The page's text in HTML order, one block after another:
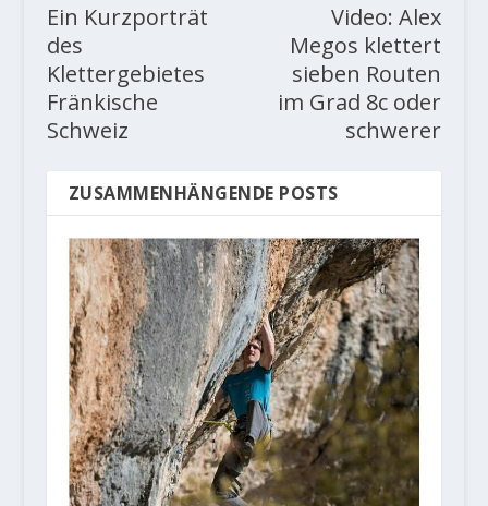
Ein Kurzporträt
des
Klettergebietes
Fränkische
Schweiz
Video: Alex
Megos klettert
sieben Routen
im Grad 8c oder
schwerer
ZUSAMMENHÄNGENDE POSTS